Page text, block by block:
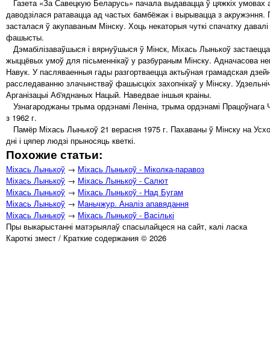
Газета «За Савецкую Беларусь» пачала выдавацца ў цяжкіх умовах
даводзілася ратавацца ад частых бамбёжак і вырывацца з
засталася ў акупаваным Мінску. Хоць некаторыя чуткі спачатку
фашысты.
Дэмабілізаваўшыся і вярнуўшыся ў Мінск, Міхась Лынькоў
жыццёвых умоў для пісьменнікаў у разбураным Мінску. Адначасова
Навук. У пасляваенныя гады разгортваецца актыўная грамадская
расследаванню злачынстваў фашысцкіх захопнікаў у Мінску.
Арганізацыі Аб'яднаных Нацый. Наведвае іншыя краіны.
Узнагароджаны трыма ордэнамі Леніна, трыма ордэнамі
з 1962 г.
Памёр Міхась Лынькоў 21 верасня 1975 г. Пахаваны ў Мінску на
дні і цяпер людзі прыносяць кветкі.
Похожие статьи:
Міхась Лынькоў → Міхась Лынькоў - Міколка-паравоз
Міхась Лынькоў → Міхась Лынькоў - Салют
Міхась Лынькоў → Міхась Лынькоў - Над Бугам
Міхась Лынькоў → Маньчжур. Аналіз апавядання
Міхась Лынькоў → Міхась Лынькоў - Васількі
Пры выкарыстанні матэрыялаў спасылайцеся на сайт, калі ласка
Кароткі змест / Краткие содержания © 2026